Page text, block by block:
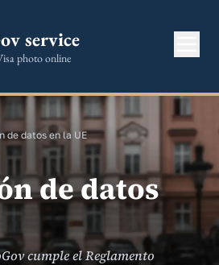
service
photo online
de datos en la UE
de datos
cumple el Reglamento